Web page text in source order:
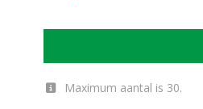
Maximum aantal is 30.